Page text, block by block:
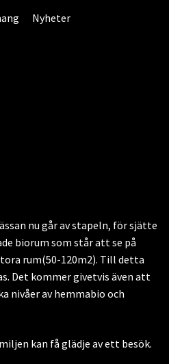
Nyheter
nu går av stapeln, för sjätte
biorum som står att se på
rum(50-120m2). Till detta
Det kommer givetvis även att
nivåer av hemmabio och
kan få glädje av ett besök.